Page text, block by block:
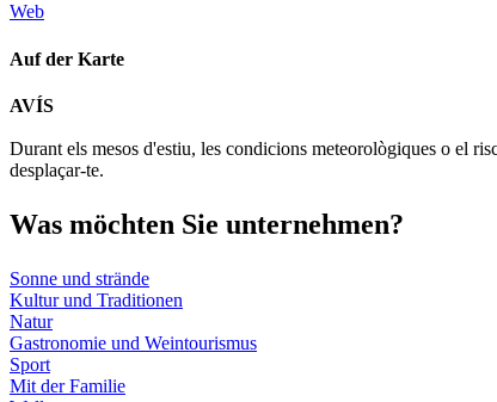
Web
Auf der Karte
−
AVÍS
Durant els mesos d'estiu, les condicions meteorològiques o el
desplaçar-te.
Was möchten Sie unternehmen?
Sonne und strände
Kultur und Traditionen
Natur
Gastronomie und Weintourismus
Sport
Mit der Familie